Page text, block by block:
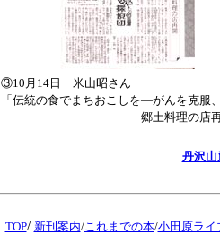
③10月14日 米山昭さん
「伝統の食でまちおこしを―がんを克服
郷土料理の店再
丹沢
TOP/ 新刊案内/これまでの本/小田原ライ